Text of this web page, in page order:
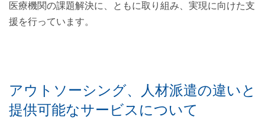
医療機関の課題解決に、ともに取り組み、実現に向けた支
援を行っています。
アウトソーシング、人材派遣の違いと
提供可能なサービスについて